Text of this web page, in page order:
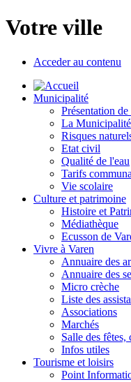
Votre ville
Acceder au contenu
Municipalité
Présentation
La Municipalité
Risques
Etat civil
Qualité de l'eau
Tarifs
Vie scolaire
Culture et patrimoine
Histoire et
Médiathèque
Ecusson de
Vivre à Varen
Annuaire des
Annuaire des
Micro crèche
Liste des
Associations
Marchés
Salle des
Infos utiles
Tourisme et loisirs
Point